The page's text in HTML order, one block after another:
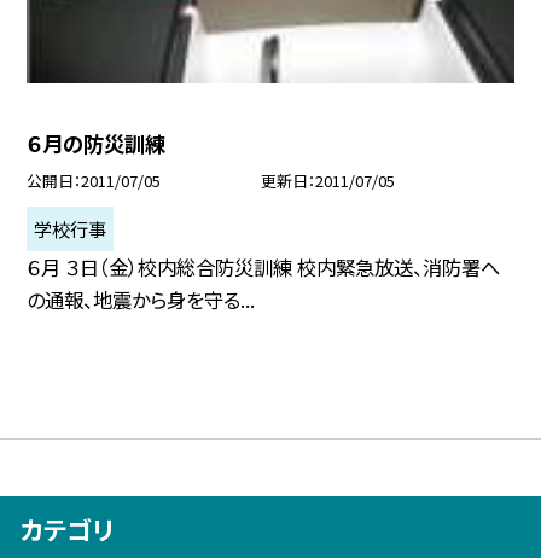
６月の防災訓練
公開日 2011/07/05 更新日 2011/07/05
学校行事
６月 ３日（金）校内総合防災訓練 校内緊急放送、消防署へ
の通報、地震から身を守る...
カテゴリ